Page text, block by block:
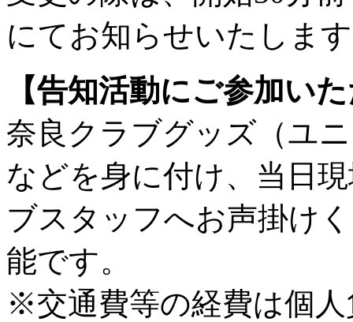
にてお知らせいたしま
【告知活動にご参加い
奈良クラブグッズ（ユ
などを身に付け、当日
ブスタッフへお声掛け
能です。
※交通費等の経費は個